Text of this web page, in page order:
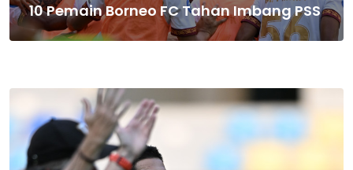
10 Pemain Borneo FC Tahan Imbang PSS